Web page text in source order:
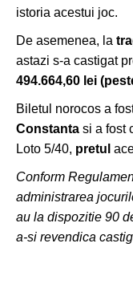
istoria acestui joc.
De asemenea, la
astazi s-a castigat
494.664,60 lei
Biletul norocos a
Constanta si a fost
Loto 5/40, pretul
Conform
administrarea
au la dispozitie 90
a-si revendica